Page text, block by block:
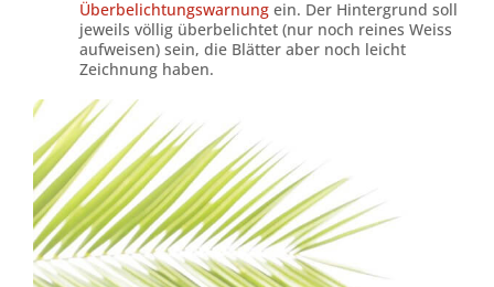
Überbelichtungswarnung ein. Der Hintergrund soll
jeweils völlig überbelichtet (nur noch reines Weiss
aufweisen) sein, die Blätter aber noch leicht
Zeichnung haben.